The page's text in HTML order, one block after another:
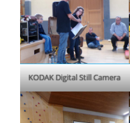
KODAK Digital Still Camera